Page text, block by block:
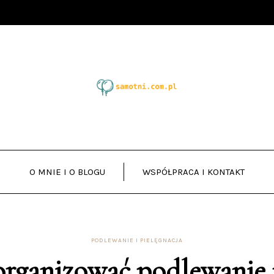
O MNIE I O BLOGU WSPÓŁPRACA I KONTAKT
PODLEWANIE I PIELĘGNACJA